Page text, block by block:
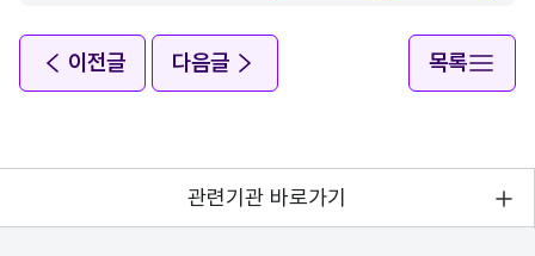
이전글 다음글 목록
관련기관 바로가기